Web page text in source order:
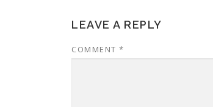
LEAVE A REPLY
COMMENT *